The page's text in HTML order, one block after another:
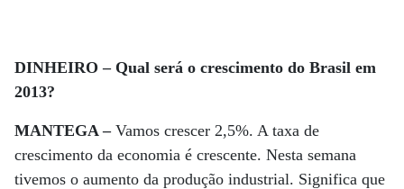
DINHEIRO – Qual será o crescimento do Brasil em
2013?
MANTEGA – Vamos crescer 2,5%. A taxa de
crescimento da economia é crescente. Nesta semana
tivemos o aumento da produção industrial. Significa que